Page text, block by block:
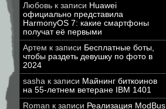
Любовь к записи Huawei
официально представила
HarmonyOS 7: какие смартфоны
получат её первыми
Артем к записи Бесплатные боты,
чтобы раздеть девушку по фото в
2024
sasha к записи Майнинг биткоинов
на 55-летнем ветеране IBM 1401
Roman к записи Реализация ModBus